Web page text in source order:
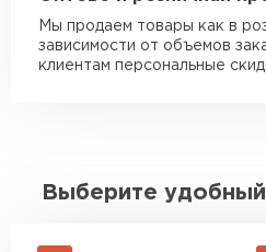
Мы продаем товары как в
зависимости от объемов
клиентам персональные
Выберите